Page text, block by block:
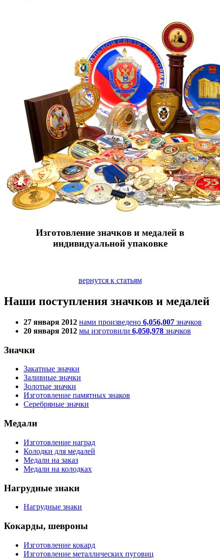
Изготовление значков и медалей в
индивидуальной упаковке
вернутся к статьям
Наши поступления значков и медалей
27 января 2012 нами произведено 6,056,007 значков
20 января 2012 мы изготовили 6,050,978 значков
Значки
Закатные значки
Заливные значки
Золотые значки
Изготовление памятных знаков
Серебряные значки
Медали
Изготовление наград
Колодки для медалей
Медали на заказ
Медали на колодках
Нагрудные знаки
Нагрудные знаки
Кокарды, шевроны
Изготовление кокард
Изготовление металлических пуговиц